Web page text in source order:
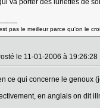
va porter des lunettes de
pas le meilleur parce qu'on le
le 11-01-2006 à 19:26:28
ce qui concerne le genoux
en anglais on dit